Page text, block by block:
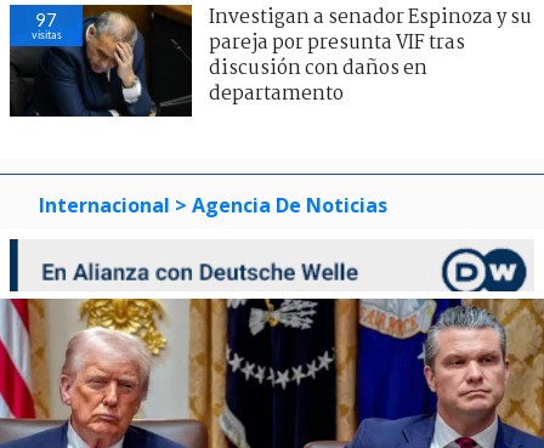
97
visitas
Investigan a senador Espinoza y su
pareja por presunta VIF tras
discusión con daños en
departamento
Internacional > Agencia De Noticias